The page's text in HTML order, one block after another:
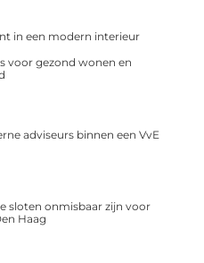
in een modern interieur
voor gezond wonen en
adviseurs binnen een VvE
sloten onmisbaar zijn voor
Haag